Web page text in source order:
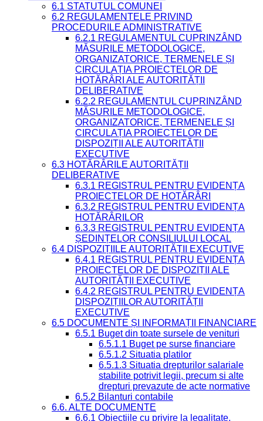
6.1 STATUTUL COMUNEI
6.2 REGULAMENTELE PRIVIND
PROCEDURILE ADMINISTRATIVE
6.2.1 REGULAMENTUL CUPRINZÂND
MĂSURILE METODOLOGICE,
ORGANIZATORICE, TERMENELE ȘI
CIRCULAȚIA PROIECTELOR DE
HOTĂRÂRI ALE AUTORITĂȚII
DELIBERATIVE
6.2.2 REGULAMENTUL CUPRINZÂND
MĂSURILE METODOLOGICE,
ORGANIZATORICE, TERMENELE ȘI
CIRCULAȚIA PROIECTELOR DE
DISPOZIȚII ALE AUTORITĂȚII
EXECUTIVE
6.3 HOTĂRÂRILE AUTORITĂȚII
DELIBERATIVE
6.3.1 REGISTRUL PENTRU EVIDENȚA
PROIECTELOR DE HOTĂRÂRI
6.3.2 REGISTRUL PENTRU EVIDENȚA
HOTĂRÂRILOR
6.3.3 REGISTRUL PENTRU EVIDENȚA
ȘEDINȚELOR CONSILIULUI LOCAL
6.4 DISPOZIȚIILE AUTORITĂȚII EXECUTIVE
6.4.1 REGISTRUL PENTRU EVIDENȚA
PROIECTELOR DE DISPOZIȚII ALE
AUTORITĂȚII EXECUTIVE
6.4.2 REGISTRUL PENTRU EVIDENȚA
DISPOZIȚIILOR AUTORITĂȚII
EXECUTIVE
6.5 DOCUMENTE ȘI INFORMAȚII FINANCIARE
6.5.1 Buget din toate sursele de venituri
6.5.1.1 Buget pe surse financiare
6.5.1.2 Situatia platilor
6.5.1.3 Situatia drepturilor salariale
stabilite potrivit legii, precum si alte
drepturi prevazute de acte normative
6.5.2 Bilanturi contabile
6.6. ALTE DOCUMENTE
6.6.1 Obiecțiile cu privire la legalitate,